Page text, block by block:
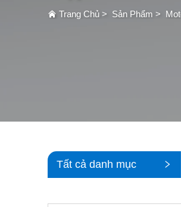
Trang Chủ > Sản Phẩm >
Tất cả danh mục